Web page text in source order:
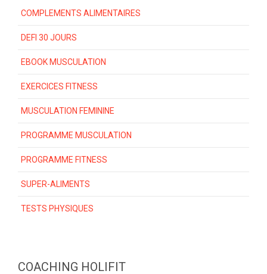
COMPLEMENTS ALIMENTAIRES
DEFI 30 JOURS
EBOOK MUSCULATION
EXERCICES FITNESS
MUSCULATION FEMININE
PROGRAMME MUSCULATION
PROGRAMME FITNESS
SUPER-ALIMENTS
TESTS PHYSIQUES
COACHING HOLIFIT